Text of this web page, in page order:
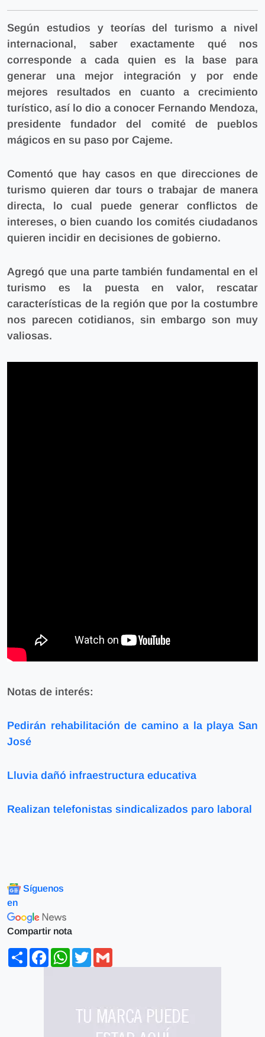
Según estudios y teorías del turismo a nivel
internacional, saber exactamente qué nos
corresponde a cada quien es la base para
generar una mejor integración y por ende
mejores resultados en cuanto a crecimiento
turístico, así lo dio a conocer Fernando Mendoza,
presidente fundador del comité de pueblos
mágicos en su paso por Cajeme.
Comentó que hay casos en que direcciones de
turismo quieren dar tours o trabajar de manera
directa, lo cual puede generar conflictos de
intereses, o bien cuando los comités ciudadanos
quieren incidir en decisiones de gobierno.
Agregó que una parte también fundamental en el
turismo es la puesta en valor, rescatar
características de la región que por la costumbre
nos parecen cotidianos, sin embargo son muy
valiosas.
Notas de interés:
Pedirán rehabilitación de camino a la playa San
José
Lluvia dañó infraestructura educativa
Realizan telefonistas sindicalizados paro laboral
Síguenos
en
Compartir nota
ShareFacebookWhatsApp
Twitter